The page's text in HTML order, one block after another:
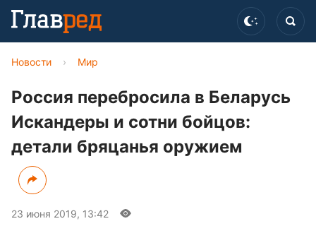
Новости › Мир
Россия перебросила в Беларусь
Искандеры и сотни бойцов:
детали бряцанья оружием
23 июня 2019, 13:42